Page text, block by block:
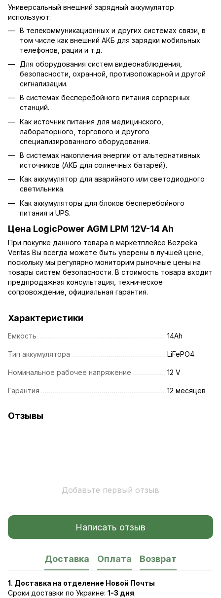
Универсальный внешний зарядный аккумулятор
используют:
В телекоммуникационных и других системах связи, в
том числе как внешний АКБ для зарядки мобильных
телефонов, рации и т.д.
Для оборудования систем видеонаблюдения,
безопасности, охранной, противопожарной и другой
сигнализации.
В системах бесперебойного питания серверных
станций.
Как источник питания для медицинского,
лабораторного, торгового и другого
специализированного оборудования.
В системах накопления энергии от альтернативных
источников (АКБ для солнечных батарей).
Как аккумулятор для аварийного или светодиодного
светильника.
Как аккумуляторы для блоков бесперебойного
питания и UPS.
Цена LogicPower AGM LPM 12V-14 Ah
При покупке данного товара в маркетплейсе Bezpeka
Veritas Вы всегда можете быть уверены в лучшей цене,
поскольку мы регулярно мониторим рыночные цены на
товары систем безопасности. В стоимость товара входит
предпродажная консультация, техническое
сопровождение, официальная гарантия.
Характеристики
Емкость 14Ah
Тип аккумулятора LiFePO4
Номинальное рабочее напряжение 12 V
Гарантия 12 месяцев
Отзывы
Добавьте первый отзыв
Написать отзыв
Доставка Оплата Возврат
1. Доставка на отделение Новой Почты
Сроки доставки по Украине: 1-3 дня.